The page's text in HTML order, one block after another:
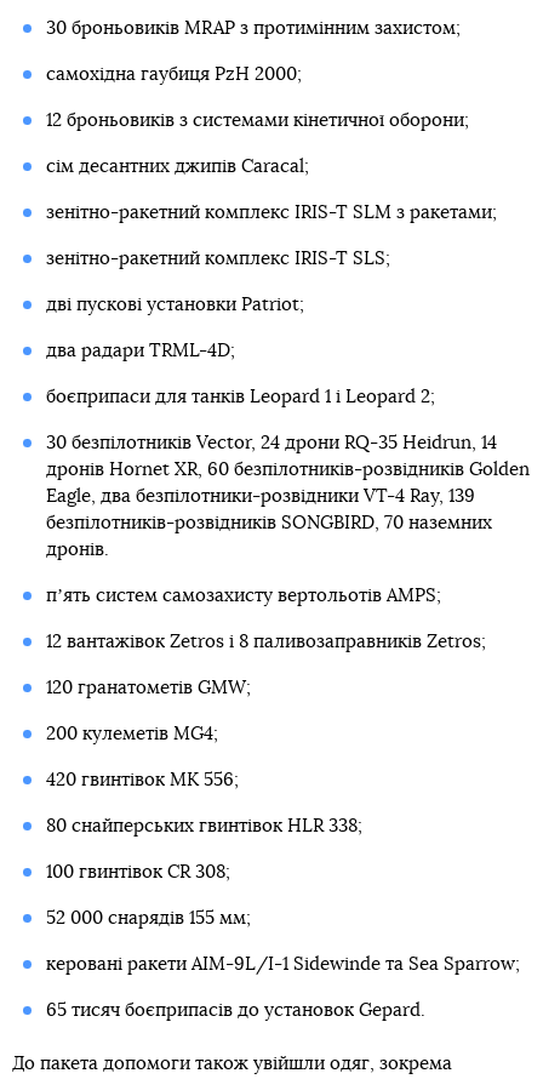
30 броньовиків MRAP з протимінним захистом;
самохідна гаубиця PzH 2000;
12 броньовиків з системами кінетичної оборони;
сім десантних джипів Caracal;
зенітно-ракетний комплекс IRIS-T SLM з ракетами;
зенітно-ракетний комплекс IRIS-T SLS;
дві пускові установки Patriot;
два радари TRML-4D;
боєприпаси для танків Leopard 1 і Leopard 2;
30 безпілотників Vector, 24 дрони RQ-35 Heidrun, 14
дронів Hornet XR, 60 безпілотників-розвідників Golden
Eagle, два безпілотники-розвідники VT-4 Ray, 139
безпілотників-розвідників SONGBIRD, 70 наземних
дронів.
пʼять систем самозахисту вертольотів AMPS;
12 вантажівок Zetros і 8 паливозаправників Zetros;
120 гранатометів GMW;
200 кулеметів MG4;
420 гвинтівок MK 556;
80 снайперських гвинтівок HLR 338;
100 гвинтівок CR 308;
52 000 снарядів 155 мм;
керовані ракети AIM-9L/I-1 Sidewinde та Sea Sparrow;
65 тисяч боєприпасів до установок Gepard.
До пакета допомоги також увійшли одяг, зокрема